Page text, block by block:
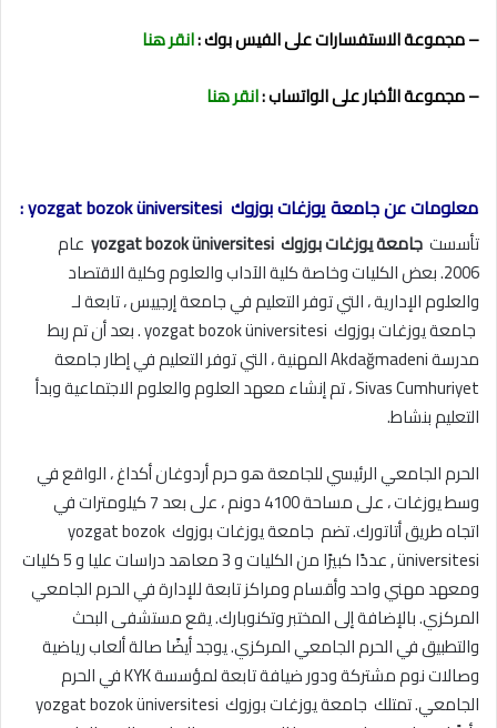
– مجموعة الاستفسارات على الفيس بوك :انقر هنا
– مجموعة الأخبار على الواتساب :انقر هنا
معلومات عن جامعة يوزغات بوزوك yozgat bozok üniversitesi :
تأسست جامعة يوزغات بوزوك yozgat bozok üniversitesi عام
2006. بعض الكليات وخاصة كلية الآداب والعلوم وكلية الاقتصاد
والعلوم الإدارية ، التي توفر التعليم في جامعة إرجييس ، تابعة لـ
جامعة يوزغات بوزوك yozgat bozok üniversitesi. بعد أن تم ربط
مدرسة Akdağmadeni المهنية ، التي توفر التعليم في إطار جامعة
Sivas Cumhuriyet ، تم إنشاء معهد العلوم والعلوم الاجتماعية وبدأ
التعليم بنشاط.
الحرم الجامعي الرئيسي للجامعة هو حرم أردوغان أكداغ ، الواقع في
وسط يوزغات ، على مساحة 4100 دونم ، على بعد 7 كيلومترات في
اتجاه طريق أتاتورك. تضم جامعة يوزغات بوزوك yozgat bozok
üniversitesi ,
عددًا كبيرًا من الكليات و 3 معاهد دراسات عليا و 5 كليات
ومعهد مهني واحد وأقسام ومراكز تابعة للإدارة في الحرم الجامعي
المركزي. بالإضافة إلى المختبر وتكنوبارك. يقع مستشفى البحث
والتطبيق في الحرم الجامعي المركزي. يوجد أيضًا صالة ألعاب رياضية
وصالات نوم مشتركة ودور ضيافة تابعة لمؤسسة KYK في الحرم
الجامعي. تمتلك جامعة يوزغات بوزوك